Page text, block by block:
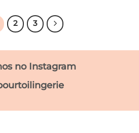
As
2 3
no Instagram